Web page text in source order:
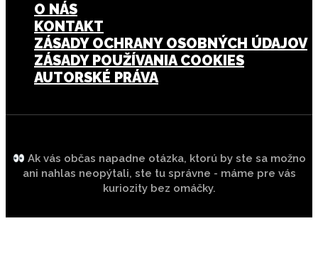
O NÁS
KONTAKT
ZÁSADY OCHRANY OSOBNÝCH ÚDAJOV
ZÁSADY POUŽÍVANIA COOKIES
AUTORSKÉ PRÁVA
Ak vás občas napadne otázka, ktorú by ste sa možno
ani nahlas neopýtali, ste tu správne - máme pre vás
kuriozity bez omáčky.